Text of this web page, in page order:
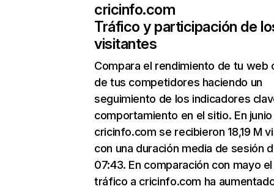
cricinfo.com
Tráfico y participación de
visitantes
Compara el rendimiento de tu web
de tus competidores haciendo un
seguimiento de los indicadores
comportamiento en el sitio. En junio
cricinfo.com se recibieron 18,19 M
con una duración media de sesión
07:43. En comparación con mayo el
tráfico a cricinfo.com ha